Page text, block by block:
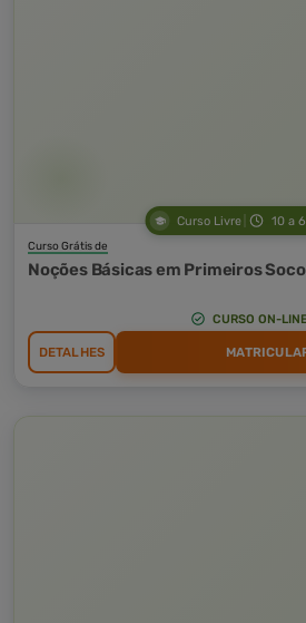
Curso Livre 10 a
Curso Grátis de
Noções Básicas em Primeiros
CURSO ON-LINE
DETALHES